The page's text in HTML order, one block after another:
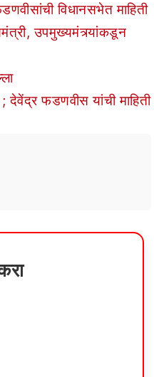
विधानसभेत माहिती
उपमुख्यमंत्र्यांकडून
फडणवीस यांची माहिती